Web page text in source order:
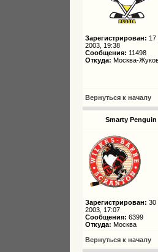
Зарегистрирован:
2003, 19:38
Сообщения: 11498
Откуда: Москва-
Вернуться к началу
Smarty Penguin
Зарегистрирован: 30
2003, 17:07
Сообщения: 6399
Откуда: Москва
Вернуться к началу